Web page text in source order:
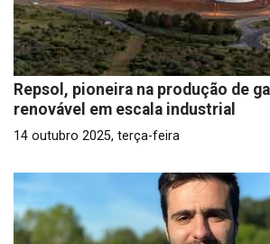
Repsol, pioneira na produção de
renovável em escala industrial
14 outubro 2025, terça-feira